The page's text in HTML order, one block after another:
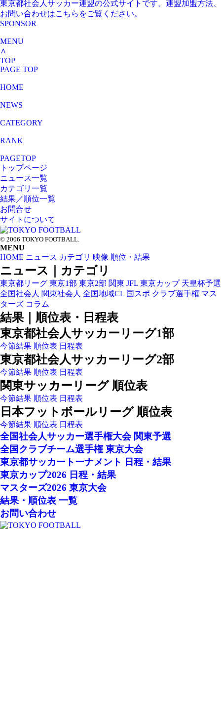
東京都社会人サッカー連盟の公式サイトです。連盟加盟方法、
お問い合わせはこちらをご覧ください。
SPONSOR
MENU
∧
TOP
PAGE TOP
HOME
NEWS
CATEGORY
RANK
PAGETOP
トップページ
ニュース一覧
カテゴリ一覧
結果／順位一覧
お問合せ
サイトについて
© 2006 TOKYO FOOTBALL.
MENU
HOME ニュース カテゴリ 映像 順位・結果
ニュース｜カテゴリ
東京都リーグ 東京1部 東京2部 関東 JFL 東京カップ 天皇杯予選
全国社会人 関東社会人 全国地域CL 国スポ クラブ選手権 マス
ターズ コラム
結果｜順位表・日程表
東京都社会人サッカーリーグ1部
今節結果 順位表 日程表
東京都社会人サッカーリーグ2部
今節結果 順位表 日程表
関東サッカーリーグ 順位表
今節結果 順位表 日程表
日本フットボールリーグ 順位表
今節結果 順位表 日程表
全国社会人サッカー選手権大会 関東予選
全国クラブチーム選手権 東京大会
東京都サッカートーナメント 日程・結果
東京カップ2026 日程・結果
マスターズ2026 東京大会
結果・順位表 一覧
お問い合わせ